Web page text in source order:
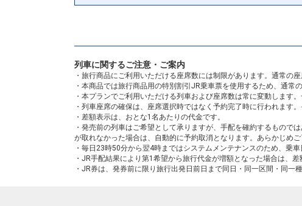
列車に関するご注意・ご案内
・旅行商品にご利用いただける座席数には制限があります。通常の
・本商品では旅行商品用の特別割引JR乗車票を使用するため、通常
・本プランでご利用いただける列車および座席数は常に変動します
・列車座席の確保は、座席選択時ではなく予約完了時に行われます
・差額表示は、おとな1名あたりの代金です。
・発売前の列車はご希望として承りますが、手配を確約するもの
が取れなかった場合は、自動的に予約取消となります。あらかじめご
・毎日23時50分から翌4時まではシステムメンテナンスのため、乗
・JR手配結果により第1希望から旅行代金が増額となった場合は、差
・JR券は、発券前に限り旅行出発日前日まで同日・同一区間・同